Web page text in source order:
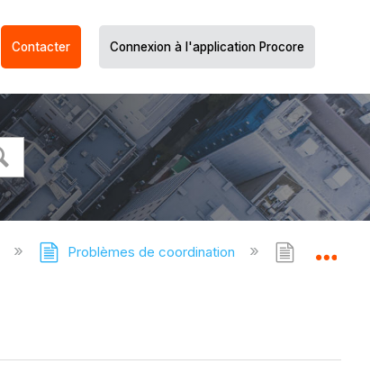
Contacter Connexion à l'application Procore
Problèmes de coordination